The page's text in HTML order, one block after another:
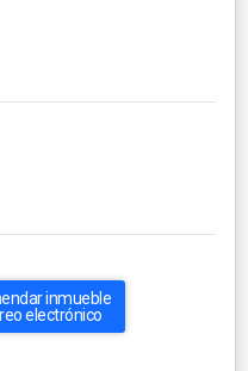
inmueble
electrónico